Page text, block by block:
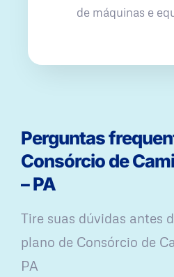
de máquinas e
Perguntas
Consórcio de
– PA
Tire suas dúvidas antes
plano ​de Consórcio de
PA